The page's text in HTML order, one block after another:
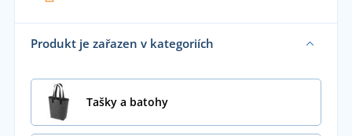
Produkt je zařazen v kategoriích
Tašky a batohy